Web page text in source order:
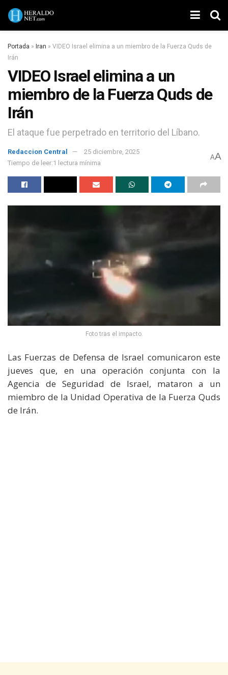
Portada » Iran » VIDEO Israel elimina a un miembro de la Fuerza Quds de
Irán
VIDEO Israel elimina a un
miembro de la Fuerza Quds de
Irán
El ataque fue perpetrado en territorio del Líbano.
Redaccion Central
25 diciembre, 2025
Tiempo de leer:1 lectura mínima
AA
Foto tras el impacto.
Las Fuerzas de Defensa de Israel comunicaron este
jueves que, en una operación conjunta con la
Agencia de Seguridad de Israel, mataron a un
miembro de la Unidad Operativa de la Fuerza Quds
de Irán.